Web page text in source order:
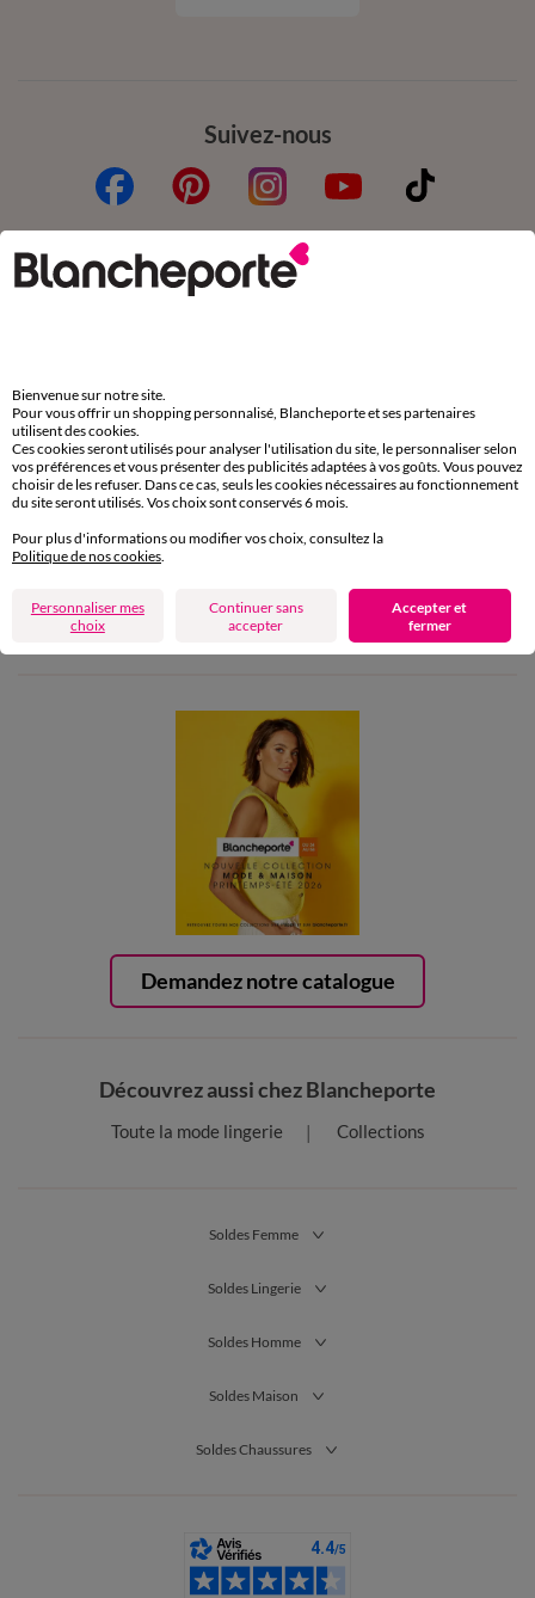
Suivez-nous
Demandez notre catalogue
Commande
Retours gratuits en Point Relais®
Paiement
Carte 4 Etoiles
Découvrez aussi chez Blancheporte
Toute la mode lingerie Collections
Soldes Femme
Soldes Lingerie
Soldes Homme
Soldes Maison
Soldes Chaussures
Bienvenue sur notre site.
Pour vous offrir un shopping personnalisé, Blancheporte et ses partenaires
utilisent des cookies.
Ces cookies seront utilisés pour analyser l'utilisation du site, le personnaliser selon
vos préférences et vous présenter des publicités adaptées à vos goûts. Vous pouvez
choisir de les refuser. Dans ce cas, seuls les cookies nécessaires au fonctionnement
du site seront utilisés. Vos choix sont conservés 6 mois.
Pour plus d'informations ou modifier vos choix, consultez la
Politique de nos cookies.
Personnaliser mes
choix
Continuer sans
accepter
Accepter et
fermer